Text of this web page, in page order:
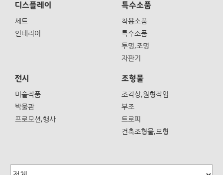
디스플레이
세트
인테리어
특수소품
착용소품
특수소품
투명,조명
자판기
전시
미술작품
박물관
프로모션,행사
조형물
조각상,원형작업
부조
트로피
건축조형물,모형